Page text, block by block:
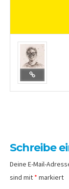
Schreibe
Deine E-Mail-
sind mit * markiert